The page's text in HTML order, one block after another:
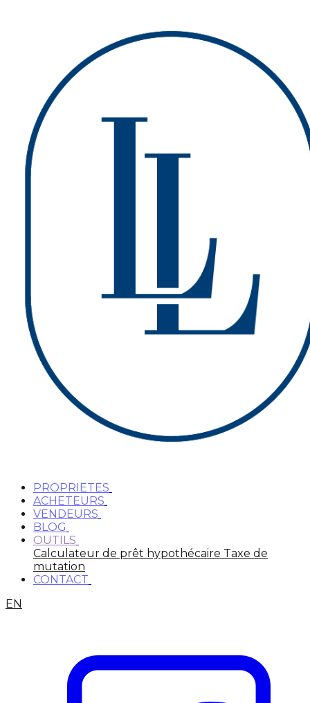
PROPRIETES
ACHETEURS
VENDEURS
BLOG
OUTILS
Calculateur de prêt hypothécaire Taxe de
mutation
CONTACT
EN